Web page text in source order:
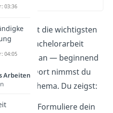
(01:45)
uns jetzt die wichtigsten
einer Bachelorarbeit
genauer an — beginnend
. Dort nimmst du
mit ins Thema. Du zeigst:
es?
Formuliere dein
03:36
04:05
Arbeiten